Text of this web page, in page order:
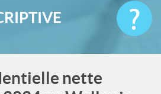
nette